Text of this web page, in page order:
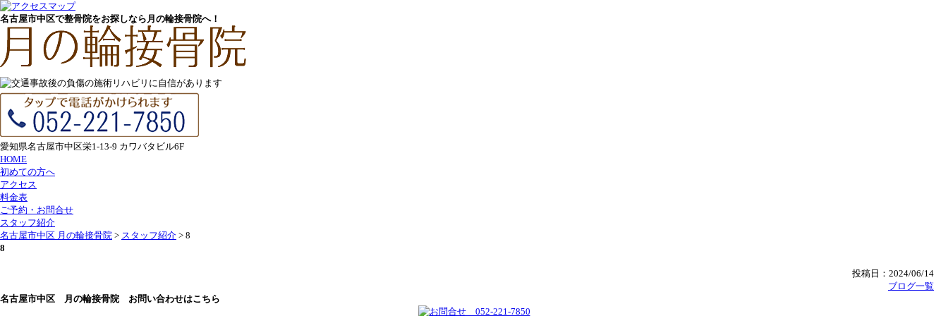
名古屋市中区で整骨院をお探しなら月の輪接骨院へ！
愛知県名古屋市中区栄1-13-9 カワバタビル6F
HOME
初めての方へ
アクセス
料金表
ご予約・お問合せ
スタッフ紹介
名古屋市中区 月の輪接骨院 > スタッフ紹介 > 8
8
投稿日：2024/06/14
ブログ一覧
名古屋市中区 月の輪接骨院 お問い合わせはこちら